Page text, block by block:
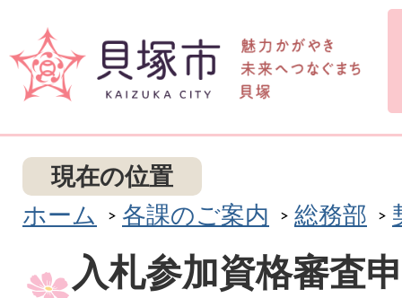
現在の位置
ホーム
各課のご案内 総務部
入札参加資格審査